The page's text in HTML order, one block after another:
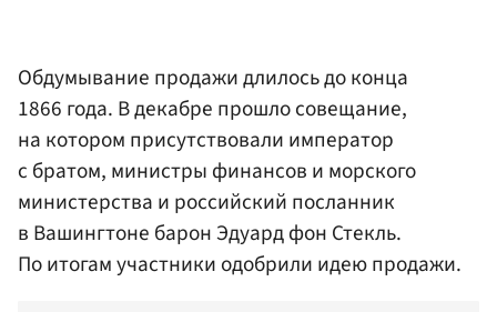
Обдумывание продажи длилось до конца
1866 года. В декабре прошло совещание,
на котором присутствовали император
с братом, министры финансов и морского
министерства и российский посланник
в Вашингтоне барон Эдуард фон Стекль.
По итогам участники одобрили идею продажи.